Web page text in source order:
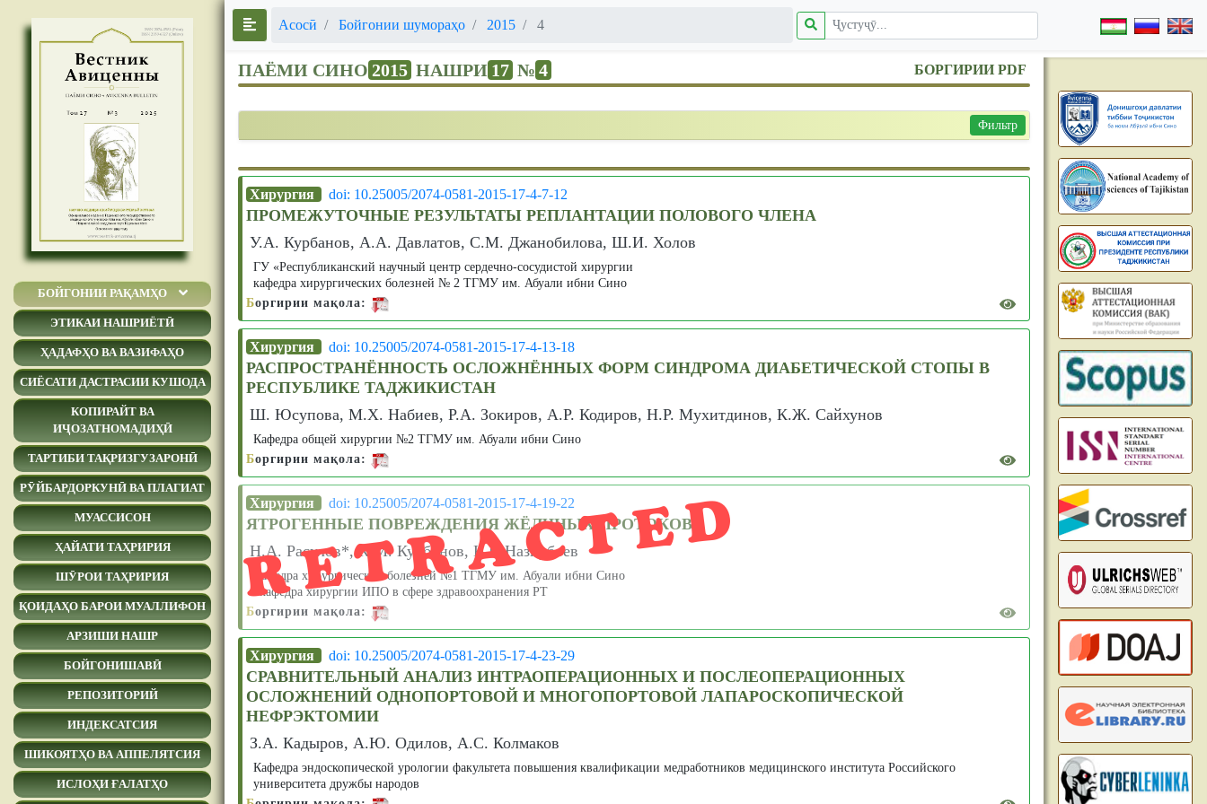
БОЙГОНИИ РАҚАМҲО
ЭТИКАИ НАШРИЁТӢ
ҲАДАФҲО ВА ВАЗИФАҲО
СИЁСАТИ ДАСТРАСИИ КУШОДА
КОПИРАЙТ ВА
ИҶОЗАТНОМАДИҲӢ
ТАРТИБИ ТАҚРИЗГУЗАРОНӢ
РӮЙБАРДОРКУНӢ ВА ПЛАГИАТ
МУАССИСОН
ҲАЙАТИ ТАҲРИРИЯ
ШӮРОИ ТАҲРИРИЯ
ҚОИДАҲО БАРОИ МУАЛЛИФОН
АРЗИШИ НАШР
БОЙГОНИШАВӢ
РЕПОЗИТОРИЙ
ИНДЕКСАТСИЯ
ШИКОЯТҲО ВА АППЕЛЯТСИЯ
ИСЛОҲИ ҒАЛАТҲО
Асосӣ Бойгонии шумораҳо 2015 4
ПАЁМИ СИНО 2015 НАШРИ 17 № 4 БОРГИРИИ PDF
Фильтр
Хирургия doi: 10.25005/2074-0581-2015-17-4-7-12
ПРОМЕЖУТОЧНЫЕ РЕЗУЛЬТАТЫ РЕПЛАНТАЦИИ ПОЛОВОГО ЧЛЕНА
У.А. Курбанов, А.А. Давлатов, С.М. Джанобилова, Ш.И. Холов
ГУ «Республиканский научный центр сердечно-сосудистой хирургии
кафедра хирургических болезней № 2 ТГМУ им. Абуали ибни Сино
Боргирии мақола:
Хирургия doi: 10.25005/2074-0581-2015-17-4-13-18
РАСПРОСТРАНЁННОСТЬ ОСЛОЖНЁННЫХ ФОРМ СИНДРОМА ДИАБЕТИЧЕСКОЙ СТОПЫ В
РЕСПУБЛИКЕ ТАДЖИКИСТАН
Ш. Юсупова, М.Х. Набиев, Р.А. Зокиров, А.Р. Кодиров, Н.Р. Мухитдинов, К.Ж. Сайхунов
Кафедра общей хирургии №2 ТГМУ им. Абуали ибни Сино
Боргирии мақола:
Хирургия doi: 10.25005/2074-0581-2015-17-4-19-22
ЯТРОГЕННЫЕ ПОВРЕЖДЕНИЯ ЖЁЛЧНЫХ ПРОТОКОВ
Н.А. Расулов*, К.М. Курбонов, К.Р. Назирбоев
Кафедра хирургических болезней №1 ТГМУ им. Абуали ибни Сино
*кафедра хирургии ИПО в сфере здравоохранения РТ
Боргирии мақола:
RETRACTED
Хирургия doi: 10.25005/2074-0581-2015-17-4-23-29
СРАВНИТЕЛЬНЫЙ АНАЛИЗ ИНТРАОПЕРАЦИОННЫХ И ПОСЛЕОПЕРАЦИОННЫХ
ОСЛОЖНЕНИЙ ОДНОПОРТОВОЙ И МНОГОПОРТОВОЙ ЛАПАРОСКОПИЧЕСКОЙ
НЕФРЭКТОМИИ
З.А. Кадыров, А.Ю. Одилов, А.С. Колмаков
Кафедра эндоскопической урологии факультета повышения квалификации медработников медицинского института Российского
университета дружбы народов